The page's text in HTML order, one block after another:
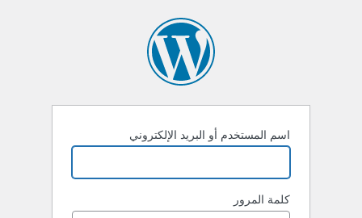
اسم المستخدم أو البريد الإلكتروني
كلمة المرور